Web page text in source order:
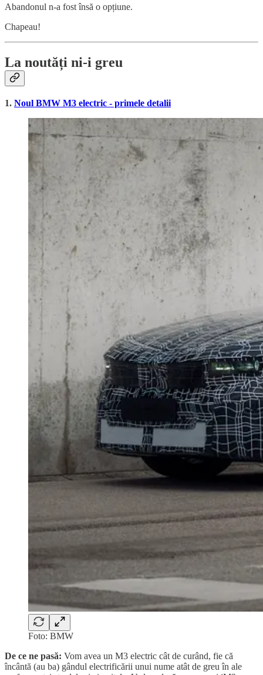
Abandonul n-a fost însă o opțiune.
Chapeau!
La noutăți ni-i greu
1. Noul BMW M3 electric - primele detalii
Foto: BMW
De ce ne pasă: Vom avea un M3 electric cât de curând, fie că
încântă (au ba) gândul electrificării unui nume atât de greu în ale